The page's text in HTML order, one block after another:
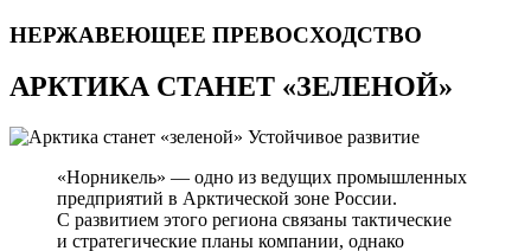
НЕРЖАВЕЮЩЕЕ ПРЕВОСХОДСТВО
АРКТИКА СТАНЕТ «ЗЕЛЕНОЙ»
Устойчивое развитие
«Норникель» — одно из ведущих промышленных
предприятий в Арктической зоне России.
С развитием этого региона связаны тактические
и стратегические планы компании, однако